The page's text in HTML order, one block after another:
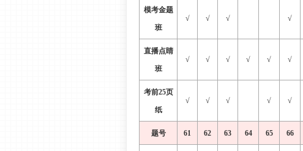
模考金题
班
√ √ √ √
直播点睛
班
√ √ √ √ √ √
考前25页
纸
√ √ √ √ √
题号 61 62 63 64 65 66